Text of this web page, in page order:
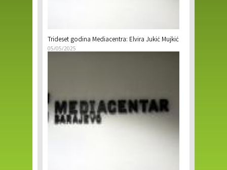
Trideset godina Mediacentra: Elvira Jukić Mujkić
05/05/2025